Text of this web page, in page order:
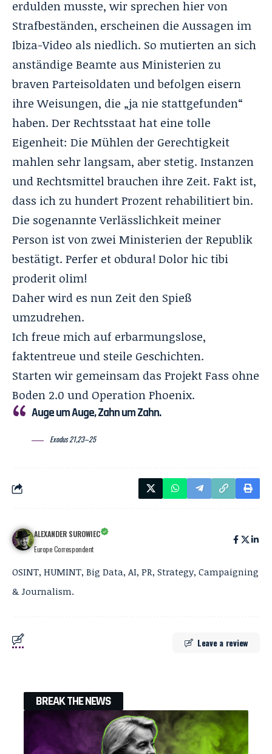
erdulden musste, wir sprechen hier von
Strafbeständen, erscheinen die Aussagen im
Ibiza-Video als niedlich. So mutierten an sich
anständige Beamte aus Ministerien zu
braven Parteisoldaten und befolgen eisern
ihre Weisungen, die „ja nie stattgefunden“
haben. Der Rechtsstaat hat eine tolle
Eigenheit: Die Mühlen der Gerechtigkeit
mahlen sehr langsam, aber stetig. Instanzen
und Rechtsmittel brauchen ihre Zeit. Fakt ist,
dass ich zu hundert Prozent rehabilitiert bin.
Die sogenannte Verlässlichkeit meiner
Person ist von zwei Ministerien der Republik
bestätigt. Perfer et obdura! Dolor hic tibi
proderit olim!
Daher wird es nun Zeit den Spieß
umzudrehen.
Ich freue mich auf erbarmungslose,
faktentreue und steile Geschichten.
Starten wir gemeinsam das Projekt Fass ohne
Boden 2.0 und Operation Phoenix.
Auge um Auge, Zahn um Zahn.
Exodus 21,23–25
ALEXANDER SUROWIEC
Europe Correspondent
OSINT, HUMINT, Big Data, AI, PR, Strategy, Campaigning
& Journalism.
Leave a review
BREAK THE NEWS